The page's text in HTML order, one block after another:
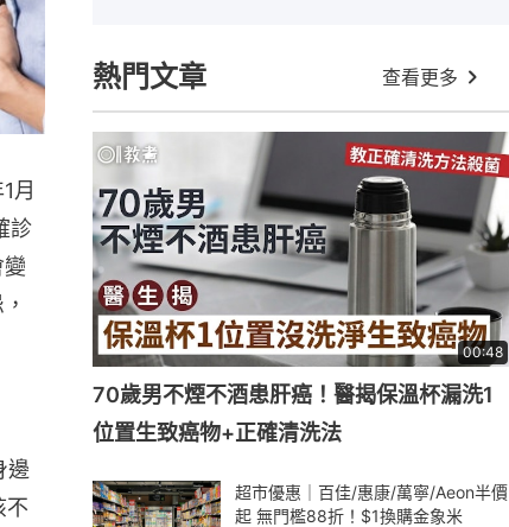
月
診
邊
不
熱門文章 查看更多
00:48
70歲男不煙不酒患肝癌！醫揭保溫杯漏洗1
位置生致癌物+正確清洗法
超市優惠｜百佳/惠康/萬寧/Aeon半價
起 無門檻88折！$1換購金象米